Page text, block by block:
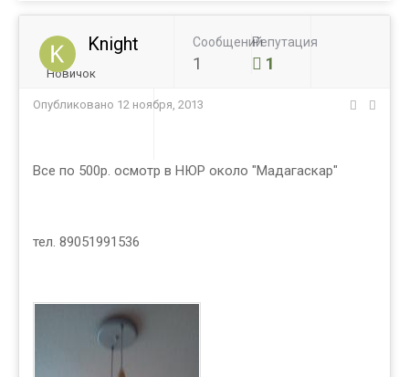
Knight
Новичок
Сообщений
1
Репутация
1
Опубликовано 12 ноября, 2013
Все по 500р. осмотр в НЮР около "Мадагаскар"
тел. 89051991536